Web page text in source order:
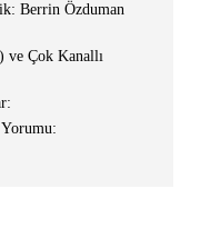
Berrin Özduman
ve Çok Kanallı